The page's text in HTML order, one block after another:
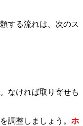
する流れは、次のス
なければ取り寄せも
調整しましょう。 ホ